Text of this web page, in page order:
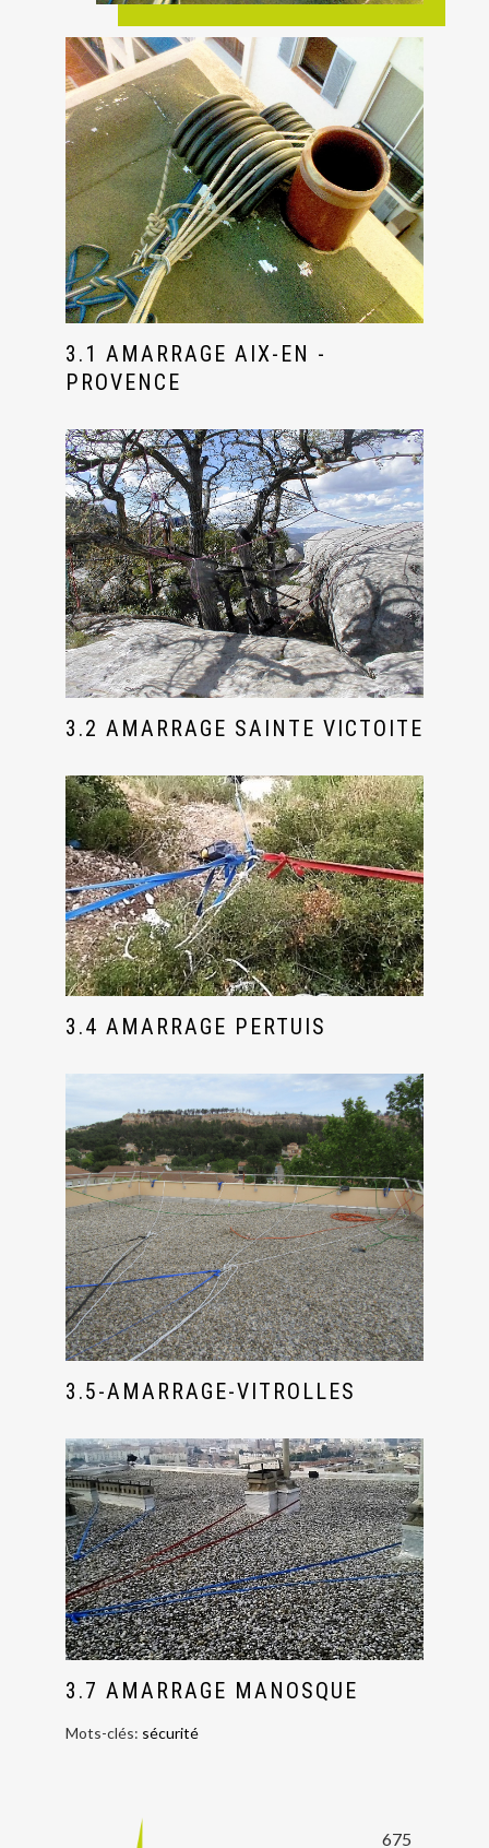
3.1 AMARRAGE AIX-EN -
PROVENCE
3.2 AMARRAGE SAINTE VICTOITE
3.4 AMARRAGE PERTUIS
3.5-AMARRAGE-VITROLLES
3.7 AMARRAGE MANOSQUE
Mots-clés: sécurité
675